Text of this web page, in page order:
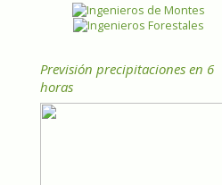
Previsión precipitaciones en 6
horas